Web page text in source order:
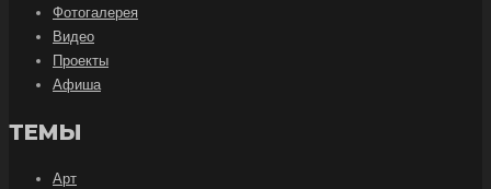
Фотогалерея
Видео
Проекты
Афиша
ТЕМЫ
Арт